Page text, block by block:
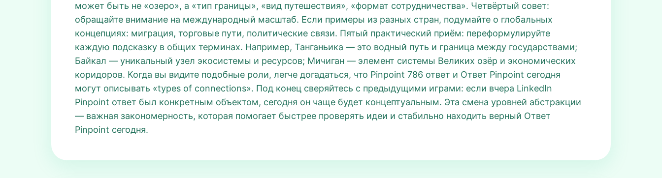
может быть не «озеро», а «тип границы», «вид путешествия», «формат сотрудничества». Четвёртый совет:
обращайте внимание на международный масштаб. Если примеры из разных стран, подумайте о глобальных
концепциях: миграция, торговые пути, политические связи. Пятый практический приём: переформулируйте
каждую подсказку в общих терминах. Например, Танганьика — это водный путь и граница между государствами;
Байкал — уникальный узел экосистемы и ресурсов; Мичиган — элемент системы Великих озёр и экономических
коридоров. Когда вы видите подобные роли, легче догадаться, что Pinpoint 786 ответ и Ответ Pinpoint сегодня
могут описывать «types of connections». Под конец сверяйтесь с предыдущими играми: если вчера LinkedIn
Pinpoint ответ был конкретным объектом, сегодня он чаще будет концептуальным. Эта смена уровней абстракции
— важная закономерность, которая помогает быстрее проверять идеи и стабильно находить верный Ответ
Pinpoint сегодня.